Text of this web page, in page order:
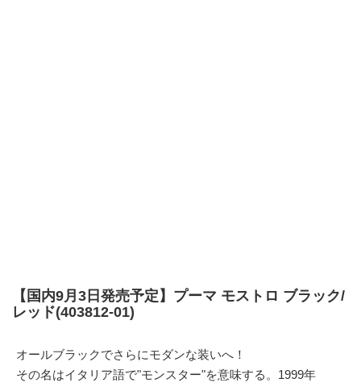
【国内9月3日発売予定】プーマ モストロ ブラック/
レッド(403812-01)
オールブラックでさらにモダンな装いへ！
その名はイタリア語で"モンスター"を意味する。1999年